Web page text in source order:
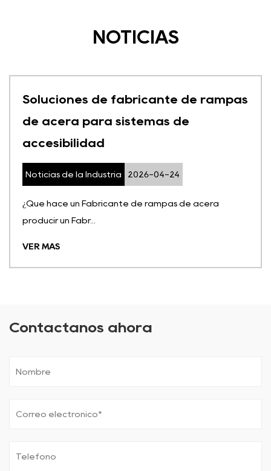
NOTICIAS
Soluciones de fabricante de rampas
de acera para sistemas de
accesibilidad
Noticias de la Industria 2026-04-24
¿Qué hace un Fabricante de rampas de acera
producir un Fabr...
VER MÁS
Contáctanos ahora